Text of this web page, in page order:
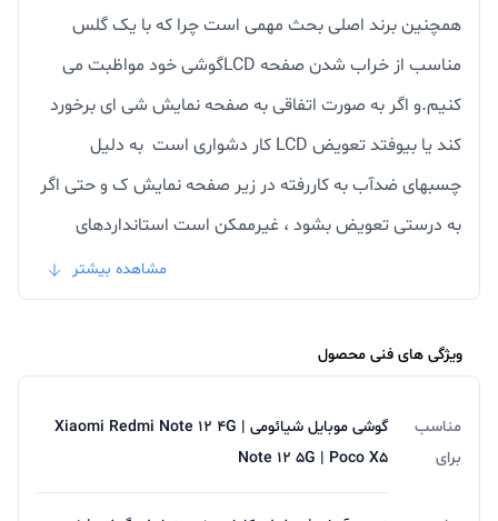
همچنین برند اصلی بحث مهمی است چرا که با یک گلس
مناسب از خراب شدن صفحه LCDگوشی خود مواظبت می
کنیم.و اگر به صورت اتفاقی به صفحه نمایش شی ای برخورد
کند یا بیوفتد تعویض LCD کار دشواری است به دلیل
چسبهای ضدآب به کاررفته در زیر صفحه نمایش ک و حتی اگر
به درستی تعویض بشود ، غیرممکن است استانداردهای
ضدآب و رطوبت آن مانند روز اول از نفوذ رطوبت به
مادربردگوشی جلوگیری کند.پس بهترین راه حل و ارزانترین
راهکار استفاده از یک گلس یا محافظ صفحه نمایش است.
یا تمپرد بالا ، تحمل 2.5 کیلوگرم از فاصله 35 سانتی متری و
ساخته شده از شیشه حرارت دیده و مقاوم میباشد.
مشاهده بیشتر
ویژگی های فنی محصول
مناسب
برای
گوشی موبایل شیائومی Xiaomi Redmi Note 12 4G |
Note 12 5G | Poco X5